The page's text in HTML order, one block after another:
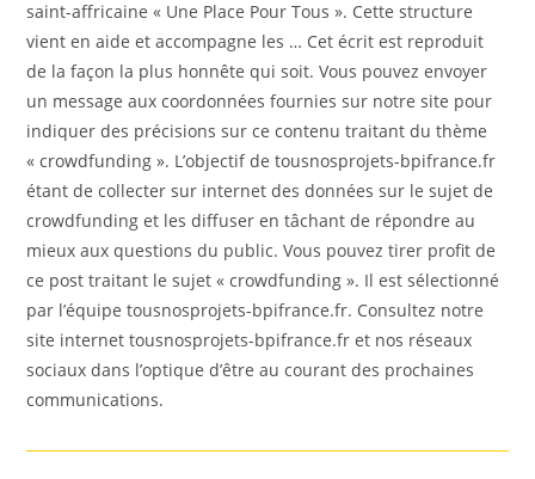
saint-affricaine « Une Place Pour Tous ». Cette structure
vient en aide et accompagne les … Cet écrit est reproduit
de la façon la plus honnête qui soit. Vous pouvez envoyer
un message aux coordonnées fournies sur notre site pour
indiquer des précisions sur ce contenu traitant du thème
« crowdfunding ». L’objectif de tousnosprojets-bpifrance.fr
étant de collecter sur internet des données sur le sujet de
crowdfunding et les diffuser en tâchant de répondre au
mieux aux questions du public. Vous pouvez tirer profit de
ce post traitant le sujet « crowdfunding ». Il est sélectionné
par l’équipe tousnosprojets-bpifrance.fr. Consultez notre
site internet tousnosprojets-bpifrance.fr et nos réseaux
sociaux dans l’optique d’être au courant des prochaines
communications.